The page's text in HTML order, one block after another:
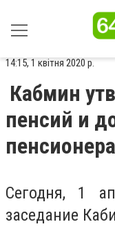
14:15, 1 квітня 2020 р.
Кабмин
пенсий и
Сегодня, 1
заседание